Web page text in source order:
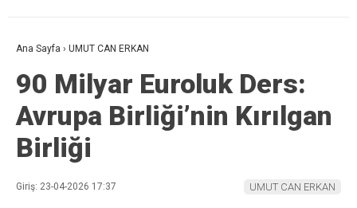
Ana Sayfa › UMUT CAN ERKAN
90 Milyar Euroluk Ders:
Avrupa Birliği’nin Kırılgan
Birliği
Giriş: 23-04-2026 17:37 UMUT CAN ERKAN